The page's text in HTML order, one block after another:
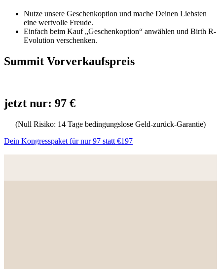
Nutze unsere Geschenkoption und mache Deinen Liebsten
eine wertvolle Freude.
Einfach beim Kauf „Geschenkoption“ anwählen und Birth R-
Evolution verschenken.
Summit Vorverkaufspreis
jetzt nur: 97 €
(Null Risiko: 14 Tage bedingungslose Geld-zurück-Garantie)
Dein Kongresspaket für nur 97 statt €197